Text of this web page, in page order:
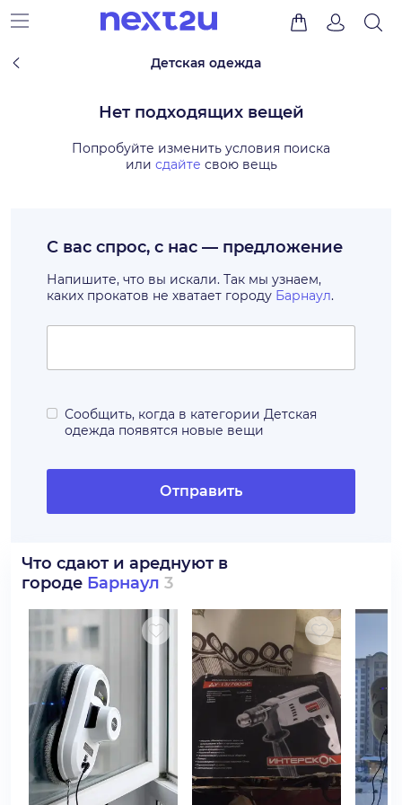
Детская одежда
Нет подходящих вещей
Попробуйте изменить условия поиска
или сдайте свою вещь
С вас спрос, с нас — предложение
Напишите, что вы искали. Так мы узнаем,
каких прокатов не хватает городу Барнаул.
Сообщить, когда в категории Детская
одежда появятся новые вещи
Отправить
Что сдают и ареднуют в
городе Барнаул 3